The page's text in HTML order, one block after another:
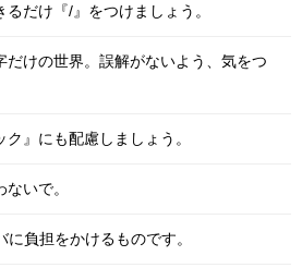
だけ『/』をつけましょう。
だけの世界。誤解がないよう、気をつ
』にも配慮しましょう。
いで。
負担をかけるものです。